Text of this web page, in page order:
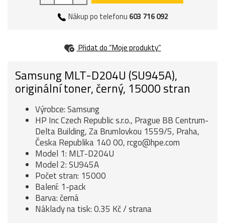
Nákup po telefonu 603 716 092
Přidat do “Moje produkty”
Samsung MLT-D204U (SU945A),
originální toner, černý, 15000 stran
Výrobce: Samsung
HP Inc Czech Republic s.r.o., Prague BB Centrum-
Delta Building, Za Brumlovkou 1559/5, Praha,
Česka Republika 140 00, rcgo@hpe.com
Model 1: MLT-D204U
Model 2: SU945A
Počet stran: 15000
Balení: 1-pack
Barva: černá
Náklady na tisk: 0.35 Kč / strana